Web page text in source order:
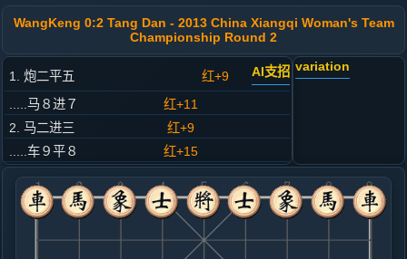
WangKeng 0:2 Tang Dan - 2013 China Xiangqi Woman's Team
Championship Round 2
1. 炮二平五 红+9 AI支招
.....马８进７
红+11
2. 马二进三
红+9
.....车９平８
红+15
3. 车一平二
红+10
.....马２进３
红+12
4. 兵三进一
红+8
.....卒３进１
红+9
variation